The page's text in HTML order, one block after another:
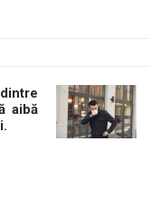
aibă